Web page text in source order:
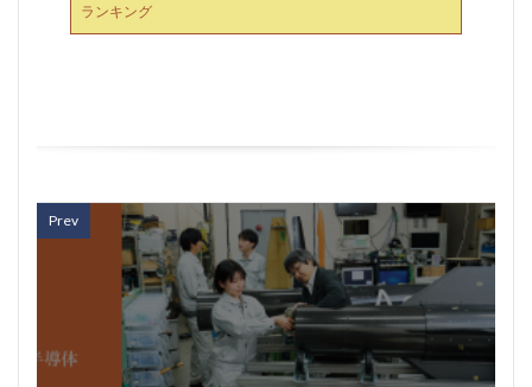
ランキング
Prev